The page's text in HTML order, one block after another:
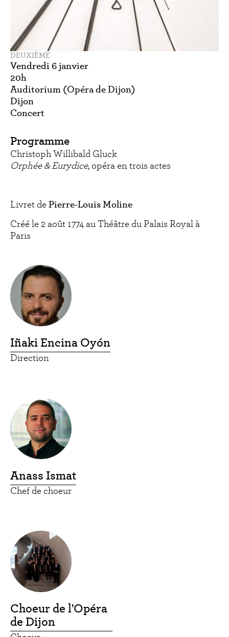
DEUXIÈME
Vendredi 6 janvier
20h
Auditorium (Opéra de Dijon)
Dijon
Concert
Programme
Christoph Willibald Gluck
Orphée & Eurydice, opéra en trois actes
Livret de Pierre-Louis Moline
Créé le 2 août 1774 au Théâtre du Palais Royal à
Paris
Iñaki Encina Oyón
Direction
Anass Ismat
Chef de choeur
Choeur de l'Opéra
de Dijon